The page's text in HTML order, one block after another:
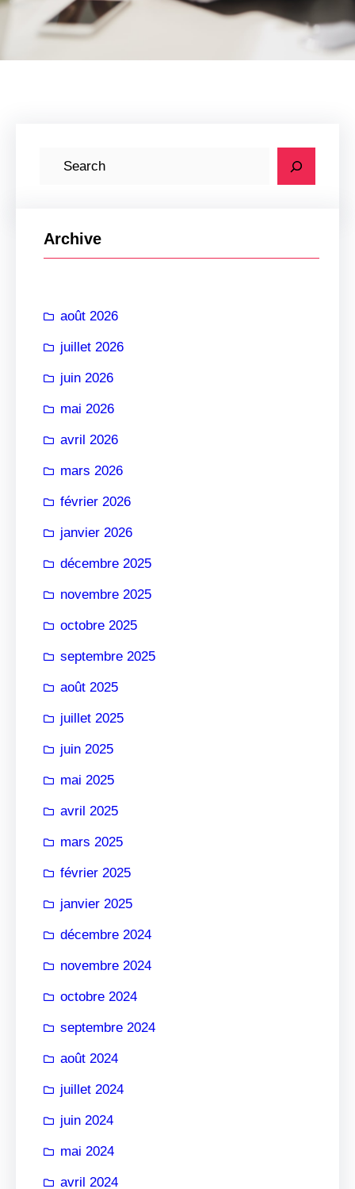
h
e
Archive
août 2026
juillet 2026
juin 2026
mai 2026
avril 2026
mars 2026
février 2026
janvier 2026
décembre 2025
novembre 2025
octobre 2025
septembre 2025
août 2025
juillet 2025
juin 2025
mai 2025
avril 2025
mars 2025
février 2025
janvier 2025
décembre 2024
novembre 2024
octobre 2024
septembre 2024
août 2024
juillet 2024
juin 2024
mai 2024
avril 2024